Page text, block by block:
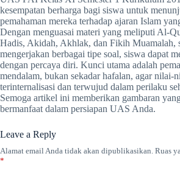
kesempatan berharga bagi siswa untuk
pemahaman mereka terhadap ajaran Islam
Dengan menguasai materi yang meliputi Al-
Hadis, Akidah, Akhlak, dan Fikih Muamalah,
mengerjakan berbagai tipe soal, siswa dapat
dengan percaya diri. Kunci utama adalah
mendalam, bukan sekadar hafalan, agar nilai-
terinternalisasi dan terwujud dalam perilaku
Semoga artikel ini memberikan gambaran
bermanfaat dalam persiapan UAS Anda.
Leave a Reply
Alamat email Anda tidak akan dipublikasikan. Ruas
*